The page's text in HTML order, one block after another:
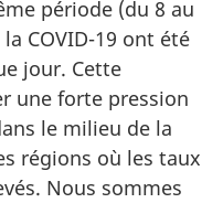
période (du 8 au
COVID-19 ont été
jour. Cette
une forte pression
le milieu de la
régions où les taux
Nous sommes